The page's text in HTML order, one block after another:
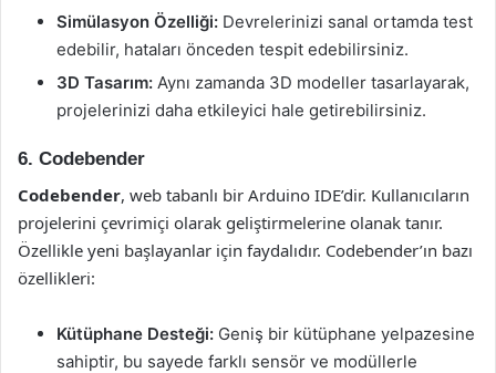
Simülasyon Özelliği: Devrelerinizi sanal ortamda test
edebilir, hataları önceden tespit edebilirsiniz.
3D Tasarım: Aynı zamanda 3D modeller tasarlayarak,
projelerinizi daha etkileyici hale getirebilirsiniz.
6. Codebender
Codebender, web tabanlı bir Arduino IDE’dir. Kullanıcıların
projelerini çevrimiçi olarak geliştirmelerine olanak tanır.
Özellikle yeni başlayanlar için faydalıdır. Codebender’ın bazı
özellikleri:
Kütüphane Desteği: Geniş bir kütüphane yelpazesine
sahiptir, bu sayede farklı sensör ve modüllerle